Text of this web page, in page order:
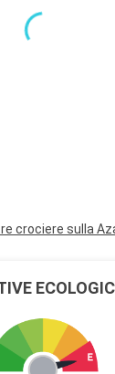
cultura che
a base di
crociere sulla